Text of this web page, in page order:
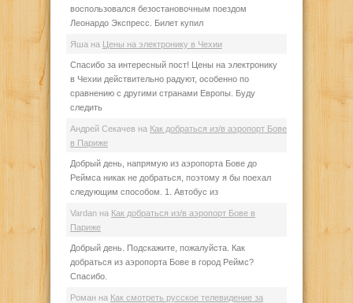
воспользовался безостановочным поездом
Леонардо Экспресс. Билет купил
Яша на Цены на электронику в Чехии
Спасибо за интересный пост! Цены на электронику
в Чехии действительно радуют, особенно по
сравнению с другими странами Европы. Буду
следить
Андрей Секачев на Как добраться из/в аэропорт Бове
в Париже
Добрый день, напрямую из аэропорта Бове до
Реймса никак не добраться, поэтому я бы поехал
следующим способом. 1. Автобус из
Vardan на Как добраться из/в аэропорт Бове в
Париже
Добрый день. Подскажите, пожалуйста. Как
добраться из аэропорта Бове в город Реймс?
Спасибо.
Роман на Как смотреть русское телевидение за